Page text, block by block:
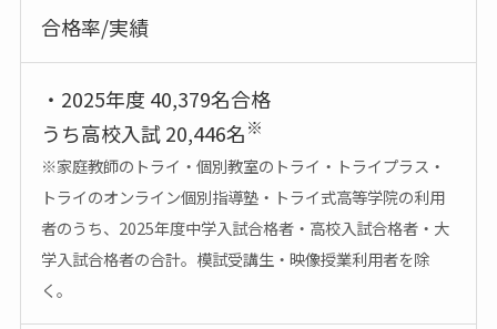
合格率/実績
・2025年度 40,379名合格
うち高校入試 20,446名※
※家庭教師のトライ・個別教室のトライ・トライプラス・
トライのオンライン個別指導塾・トライ式高等学院の利用
者のうち、2025年度中学入試合格者・高校入試合格者・大
学入試合格者の合計。模試受講生・映像授業利用者を除
く。